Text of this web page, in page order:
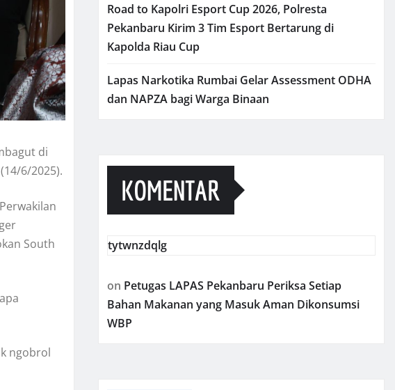
di
6/2025).
South
ngobrol
Road to Kapolri Esport Cup 2026, Polresta
Pekanbaru Kirim 3 Tim Esport Bertarung di
Kapolda Riau Cup
Lapas Narkotika Rumbai Gelar Assessment ODHA
dan NAPZA bagi Warga Binaan
KOMENTAR
tytwnzdqlg
on Petugas LAPAS Pekanbaru Periksa Setiap
Bahan Makanan yang Masuk Aman Dikonsumsi
WBP